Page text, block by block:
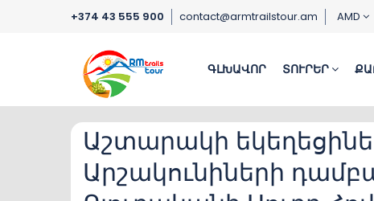
+374 43 555 900 contact@armtrailstour.am AMD
ԳԼԽԱՎՈՐ ՏՈՒՐԵՐ
Աշտարակի
Արշակունիների